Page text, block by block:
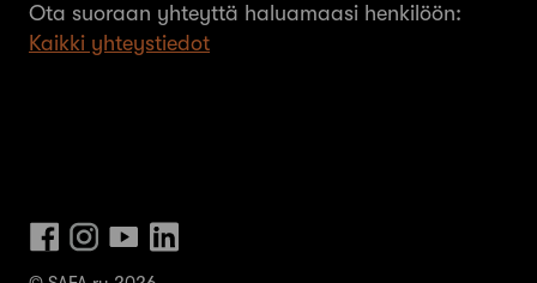
Ota suoraan yhteyttä haluamaasi henkilöön:
Kaikki yhteystiedot